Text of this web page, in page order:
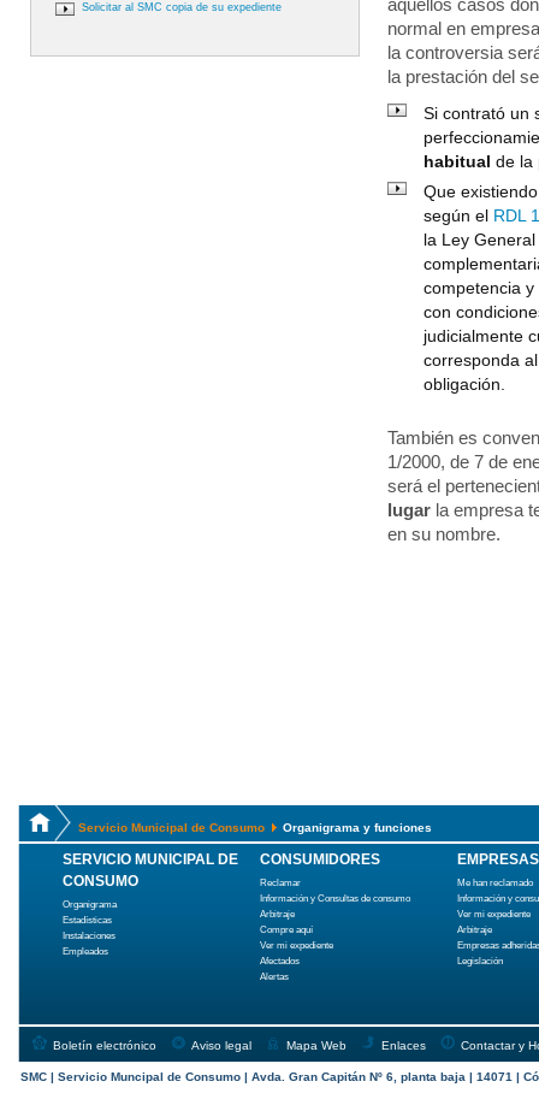
Solicitar al SMC copia de su expediente
aquellos casos
normal en
la controversia
la prestación del
Si contrató un
habitual de la
Que
según el RDL
la Ley
competencia
con
judicialmente
corresponda
obligación.
También es
1/2000, de 7 de
será el
lugar la empresa
en su nombre.
Servicio Municipal de Consumo Organigrama y funciones
SERVICIO MUNICIPAL DE
CONSUMO
Organigrama
Estadísticas
Instalaciones
Empleados
CONSUMIDORES
Reclamar
Información y Consultas de consumo
Arbitraje
Compre aquí
Ver mi expediente
Afectados
Alertas
EMPRESAS
Me han reclamado
Información y
Ver mi expediente
Arbitraje
Empresas
Legislación
Boletín electrónico Aviso legal Mapa Web Enlaces Contactar y
SMC | Servicio Muncipal de Consumo | Avda. Gran Capitán Nº 6, planta baja | 14071 |